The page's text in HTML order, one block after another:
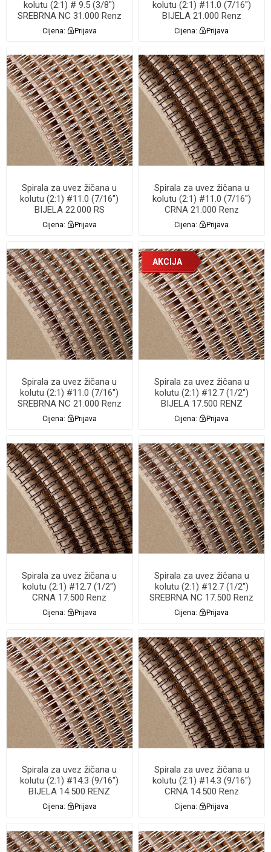
kolutu (2:1) # 9.5 (3/8")
SREBRNA NC 31.000 Renz
Cijena: Prijava
kolutu (2:1) #11.0 (7/16")
BIJELA 21.000 Renz
Cijena: Prijava
Spirala za uvez žičana u
kolutu (2:1) #11.0 (7/16")
BIJELA 22.000 RS
Cijena: Prijava
Spirala za uvez žičana u
kolutu (2:1) #11.0 (7/16")
CRNA 21.000 Renz
Cijena: Prijava
Spirala za uvez žičana u
kolutu (2:1) #11.0 (7/16")
SREBRNA NC 21.000 Renz
Cijena: Prijava
AKCIJA
Spirala za uvez žičana u
kolutu (2:1) #12.7 (1/2")
BIJELA 17.500 RENZ
Cijena: Prijava
Spirala za uvez žičana u
kolutu (2:1) #12.7 (1/2")
CRNA 17.500 Renz
Cijena: Prijava
Spirala za uvez žičana u
kolutu (2:1) #12.7 (1/2")
SREBRNA NC 17.500 Renz
Cijena: Prijava
Spirala za uvez žičana u
kolutu (2:1) #14.3 (9/16")
BIJELA 14.500 RENZ
Cijena: Prijava
Spirala za uvez žičana u
kolutu (2:1) #14.3 (9/16")
CRNA 14.500 Renz
Cijena: Prijava